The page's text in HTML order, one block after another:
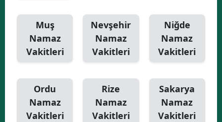
Muş
Namaz
Vakitleri
Nevşehir
Namaz
Vakitleri
Niğde
Namaz
Vakitleri
Ordu
Namaz
Vakitleri
Rize
Namaz
Vakitleri
Sakarya
Namaz
Vakitleri